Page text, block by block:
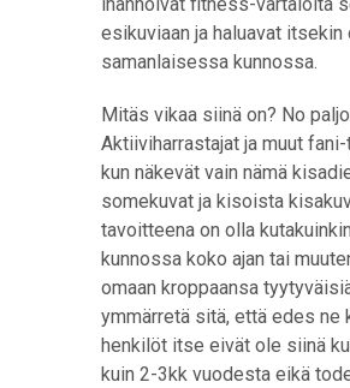
esikuviaan ja haluavat itsekin
samanlaisessa kunnossa.
Mitäs vikaa siinä on? No
Aktiiviharrastajat ja muut
kun näkevät vain nämä
somekuvat ja kisoista
tavoitteena on olla
kunnossa koko ajan tai
omaan kroppaansa
ymmärretä sitä, että edes ne
henkilöt itse eivät ole siinä
kuin 2-3kk vuodesta eikä